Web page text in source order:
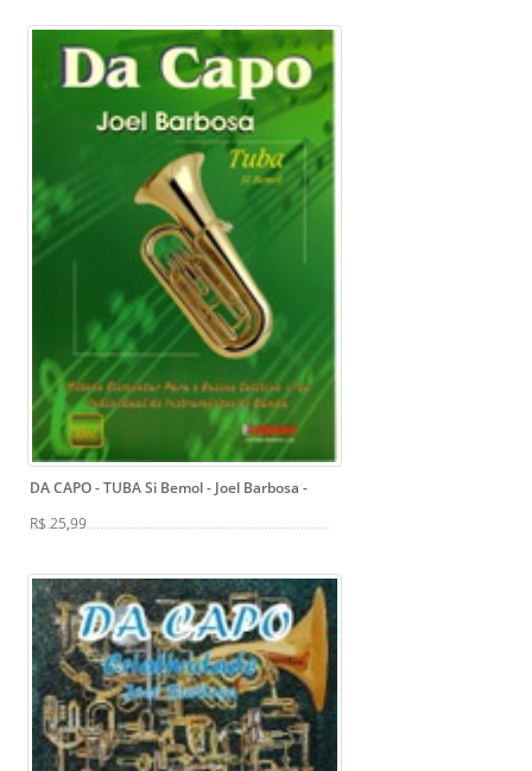
DA CAPO - TUBA Si Bemol - Joel Barbosa -
R$ 25,99